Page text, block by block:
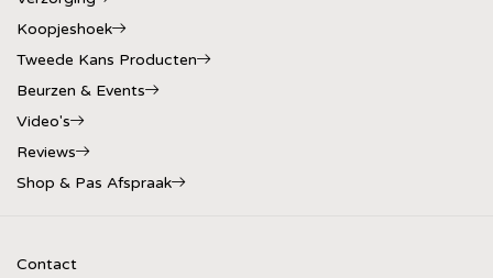
Koopjeshoek
Tweede Kans Producten
Beurzen & Events
Video's
Reviews
Shop & Pas Afspraak
Contact